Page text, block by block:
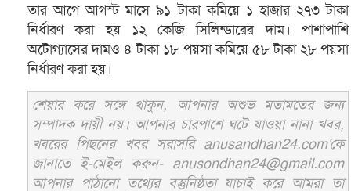
তার আগে আগস্ট মাসে ৯১ টাকা কমিয়ে ১ হাজার ২৭৩ টাকা
নির্ধারণ করা হয় ১২ কেজি সিলিন্ডারের দাম। পাশাপাশি
অটোগ্যাসের দামও ৪ টাকা ১৮ পয়সা কমিয়ে ৫৮ টাকা ২৮ পয়সা
নির্ধারণ করা হয়।
শেয়ার করে সঙ্গে থাকুন, আপনার অশুভ মতামতের জন্য
সম্পাদক দায়ী নয়। আপনার চারপাশে ঘটে যাওয়া নানা খবর,
খবরের পিছনের খবর সরাসরি anusandhan24.com'কে
জানাতে ই-মেইল করুন- anusondhan24@gmail.com
আপনার পাঠানো তথ্যের বস্তুনিষ্ঠতা যাচাই করে আমরা তা